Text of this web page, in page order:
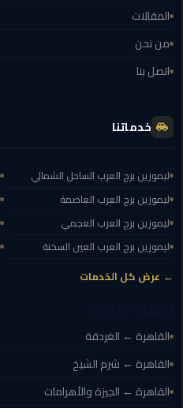
الخط
الساخن
العاصمة
ليموزين
الخط
تاكسى
ليموزين
مصر
VIP
سيارات
في
المقالات
من نحن
اتصل بنا
خدماتنا
ليموزين برج العرب الساحل الشمالي
ليموزين برج العرب العاصمة
ليموزين برج العرب العجمي
ليموزين برج العرب العين السخنة
← عرض كل الخدمات
القاهرة ← الغردقة
القاهرة ← شرم الشيخ
القاهرة ← الجيزة والأهرامات